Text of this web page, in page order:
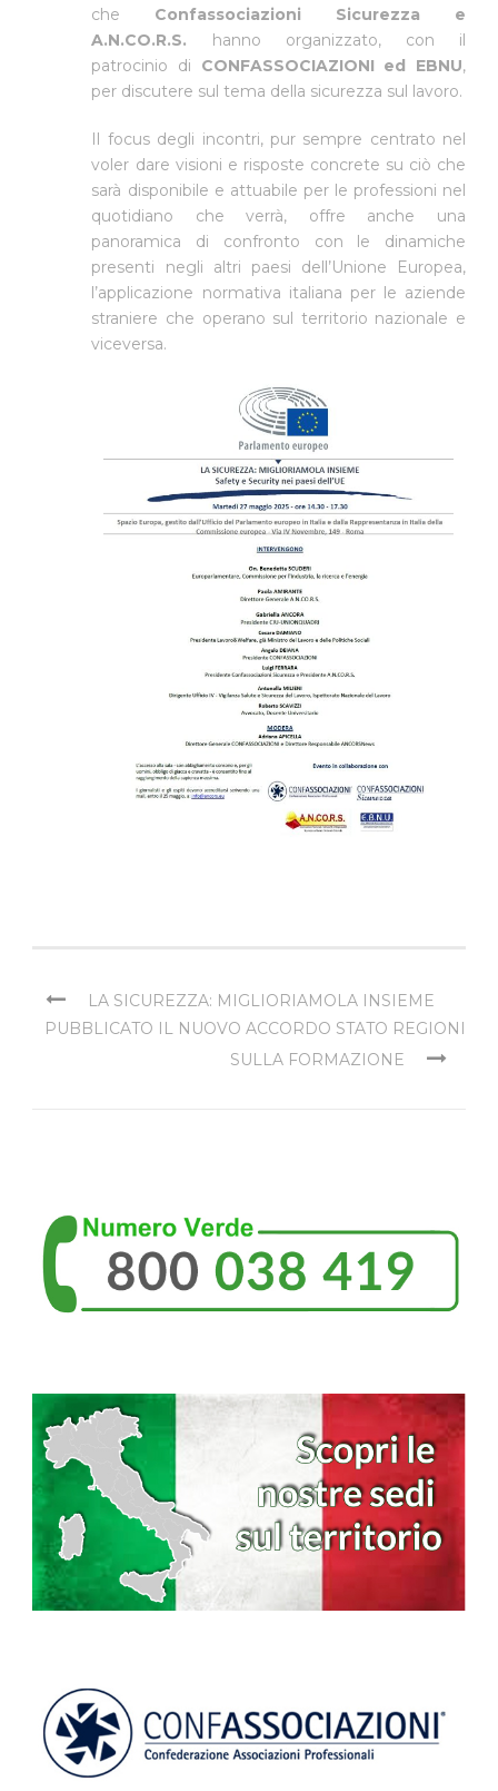
che Confassociazioni Sicurezza e
A.N.CO.R.S. hanno organizzato, con il
patrocinio di CONFASSOCIAZIONI ed EBNU,
per discutere sul tema della sicurezza sul lavoro.
Il focus degli incontri, pur sempre centrato nel
voler dare visioni e risposte concrete su ciò che
sarà disponibile e attuabile per le professioni nel
quotidiano che verrà, offre anche una
panoramica di confronto con le dinamiche
presenti negli altri paesi dell’Unione Europea,
l’applicazione normativa italiana per le aziende
straniere che operano sul territorio nazionale e
viceversa.
LA SICUREZZA: MIGLIORIAMOLA INSIEME
PUBBLICATO IL NUOVO ACCORDO STATO REGIONI
SULLA FORMAZIONE